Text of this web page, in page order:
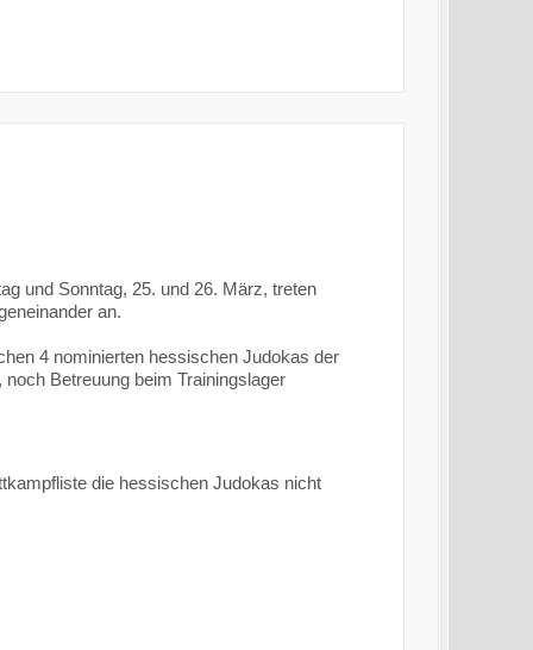
und Sonntag, 25. und 26. März, treten
an.
4 nominierten hessischen Judokas der
Betreuung beim Trainingslager
die hessischen Judokas nicht